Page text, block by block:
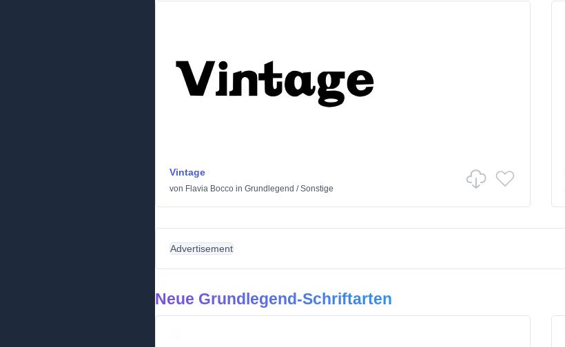
Vintage
von Flavia Bocco in Grundlegend /Sonstige
Advertisement
Neue Grundlegend-Schriftarten